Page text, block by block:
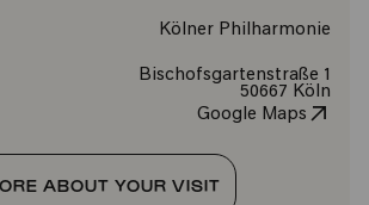
Kölner Philharmonie
Bischofsgartenstraße 1
50667 Köln
Google Maps
ABOUT YOUR VISIT